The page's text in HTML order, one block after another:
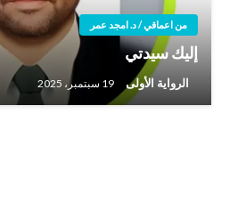
من اعماقي / د. امجد عمر
إليك سيدتي
الرواية الأولى 19 سبتمبر، 2025